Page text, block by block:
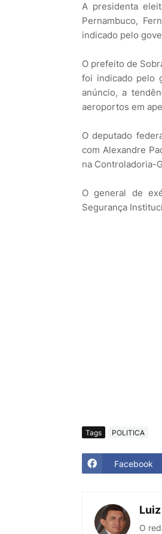
A presidenta
Pernambuco,
indicado pelo
O prefeito de
foi indicado pelo
anúncio, a
aeroportos em
O deputado
com Alexandre
na Controladoria-
O general de
Segurança
Tags POLITICA
Facebook
O